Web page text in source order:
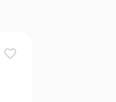
favorite_border